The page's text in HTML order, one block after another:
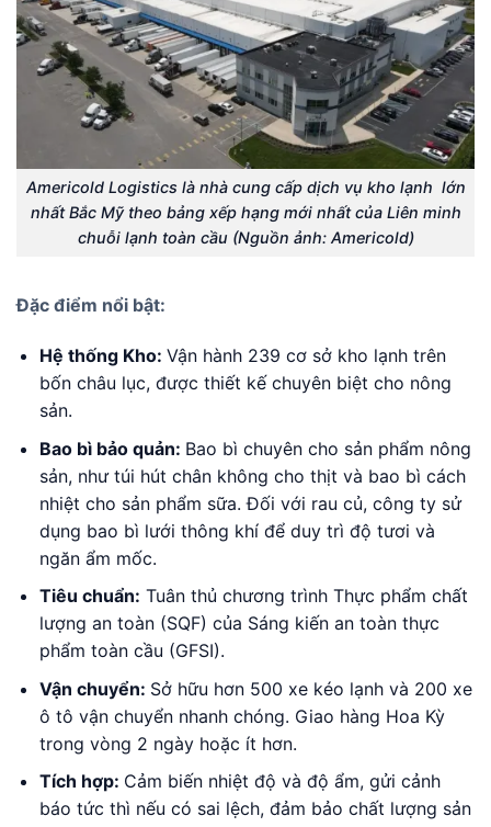
Americold Logistics là nhà cung cấp dịch vụ kho lạnh lớn
nhất Bắc Mỹ theo bảng xếp hạng mới nhất của Liên minh
chuỗi lạnh toàn cầu (Nguồn ảnh: Americold)
Đặc điểm nổi bật:
Hệ thống Kho: Vận hành 239 cơ sở kho lạnh trên
bốn châu lục, được thiết kế chuyên biệt cho nông
sản.
Bao bì bảo quản: Bao bì chuyên cho sản phẩm nông
sản, như túi hút chân không cho thịt và bao bì cách
nhiệt cho sản phẩm sữa. Đối với rau củ, công ty sử
dụng bao bì lưới thông khí để duy trì độ tươi và
ngăn ẩm mốc.
Tiêu chuẩn: Tuân thủ chương trình Thực phẩm chất
lượng an toàn (SQF) của Sáng kiến ​​an toàn thực
phẩm toàn cầu (GFSI).
Vận chuyển: Sở hữu hơn 500 xe kéo lạnh và 200 xe
ô tô vận chuyển nhanh chóng. Giao hàng Hoa Kỳ
trong vòng 2 ngày hoặc ít hơn.
Tích hợp: Cảm biến nhiệt độ và độ ẩm, gửi cảnh
báo tức thì nếu có sai lệch, đảm bảo chất lượng sản